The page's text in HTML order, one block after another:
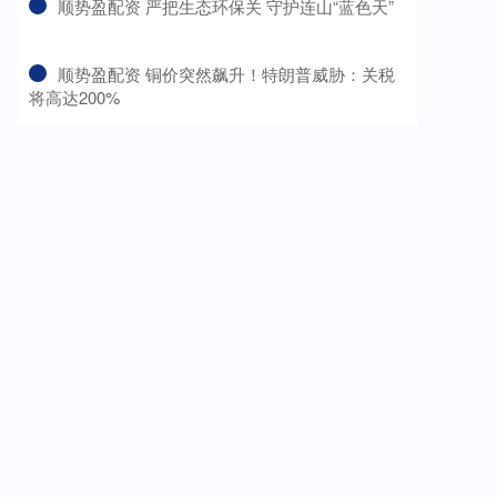
​顺势盈配资 严把生态环保关 守护连山“蓝色天”
​顺势盈配资 铜价突然飙升！特朗普威胁：关税
将高达200%